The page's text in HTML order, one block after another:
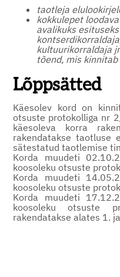
taotleja
kokkulepet
avalikuks
kultuurikorraldaja
tõend, mis
Lõppsätted
Käesolev kord on
otsuste protokolliga nr
käesoleva korra
rakendatakse taotluse
sätestatud taotlemise
Korda muudeti
koosoleku otsuste
Korda muudeti
koosoleku otsuste
Korda muudeti
koosoleku otsuste
rakendatakse alates 1.